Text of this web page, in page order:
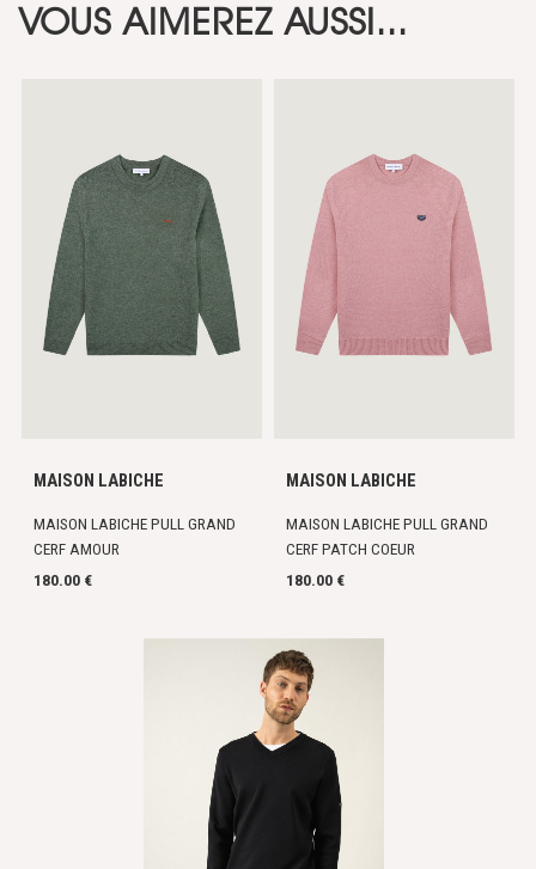
VOUS AIMEREZ AUSSI...
MAISON LABICHE
MAISON LABICHE PULL GRAND
CERF AMOUR
180.00 €
MAISON LABICHE
MAISON LABICHE PULL GRAND
CERF PATCH COEUR
180.00 €